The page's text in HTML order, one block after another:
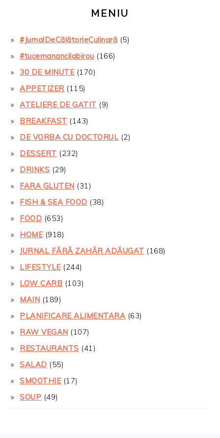
MENIU
#JurnalDeCălătorieCulinară (5)
#tucemanancilabirou (166)
30 DE MINUTE(170)
APPETIZER(115)
ATELIERE DE GATIT (9)
BREAKFAST (143)
DE VORBA CU DOCTORUL (2)
DESSERT (232)
DRINKS (29)
FARA GLUTEN (31)
FISH & SEA FOOD (38)
FOOD (653)
HOME(918)
JURNAL FĂRĂ ZAHĂR ADĂUGAT (168)
LIFESTYLE(244)
LOW CARB (103)
MAIN (189)
PLANIFICARE ALIMENTARA(63)
RAW VEGAN (107)
RESTAURANTS (41)
SALAD (55)
SMOOTHIE(17)
SOUP (49)